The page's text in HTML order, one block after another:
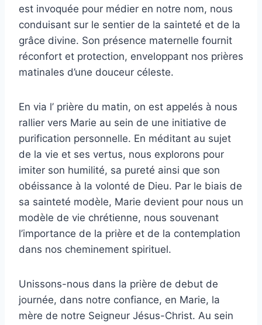
est invoquée pour médier en notre nom, nous
conduisant sur le sentier de la sainteté et de la
grâce divine. Son présence maternelle fournit
réconfort et protection, enveloppant nos prières
matinales d’une douceur céleste.
En via l’ prière du matin, on est appelés à nous
rallier vers Marie au sein de une initiative de
purification personnelle. En méditant au sujet
de la vie et ses vertus, nous explorons pour
imiter son humilité, sa pureté ainsi que son
obéissance à la volonté de Dieu. Par le biais de
sa sainteté modèle, Marie devient pour nous un
modèle de vie chrétienne, nous souvenant
l’importance de la prière et de la contemplation
dans nos cheminement spirituel.
Unissons-nous dans la prière de debut de
journée, dans notre confiance, en Marie, la
mère de notre Seigneur Jésus-Christ. Au sein